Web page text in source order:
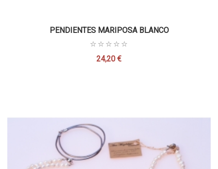
PENDIENTES MARIPOSA BLANCO
Precio
24,20 €